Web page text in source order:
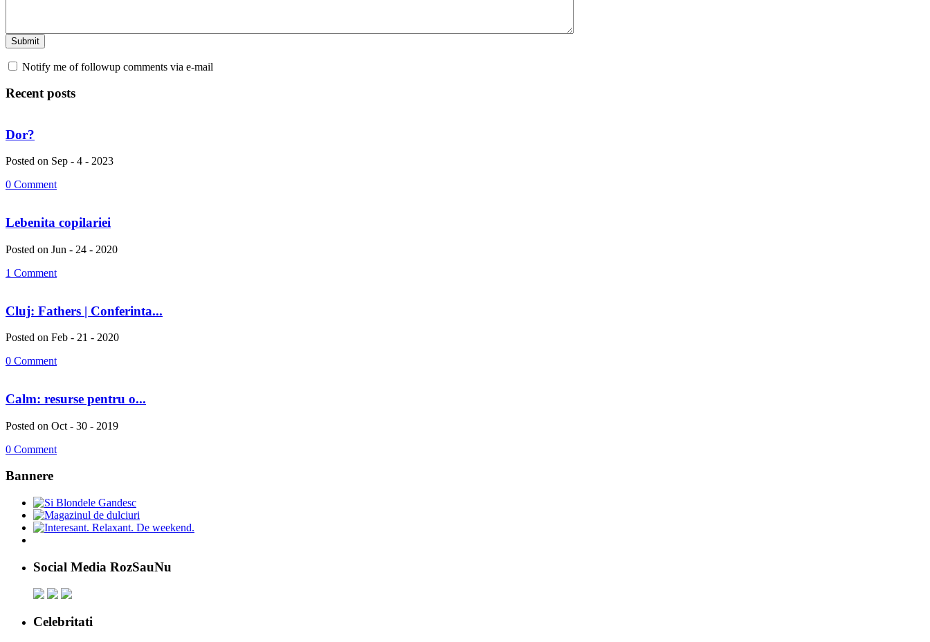
Notify me of followup comments via e-mail
Recent posts
Dor?
Posted on Sep - 4 - 2023
0 Comment
Lebenita copilariei
Posted on Jun - 24 - 2020
1 Comment
Cluj: Fathers | Conferinta...
Posted on Feb - 21 - 2020
0 Comment
Calm: resurse pentru o...
Posted on Oct - 30 - 2019
0 Comment
Bannere
Social Media RozSauNu
Celebritati